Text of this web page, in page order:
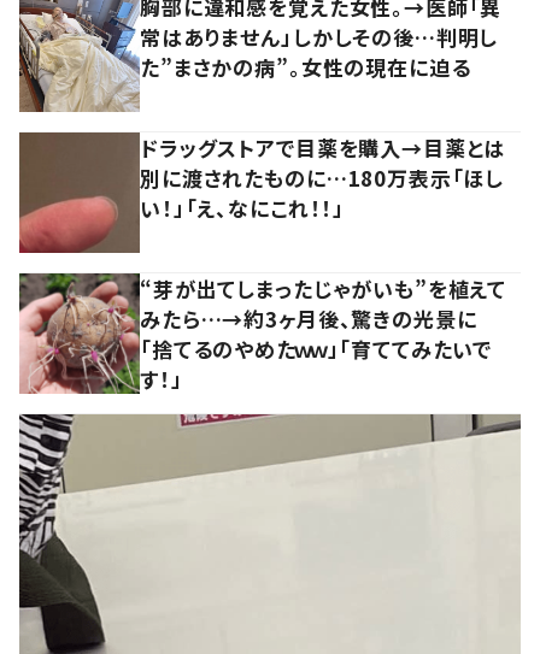
胸部に違和感を覚えた女性。→医師「異
常はありません」しかしその後…判明し
た”まさかの病”。女性の現在に迫る
ドラッグストアで目薬を購入→目薬とは
別に渡されたものに…180万表示「ほし
い！」「え、なにこれ！！」
“芽が出てしまったじゃがいも”を植えて
みたら…→約3ヶ月後、驚きの光景に
「捨てるのやめたｗｗ」「育ててみたいで
す！」